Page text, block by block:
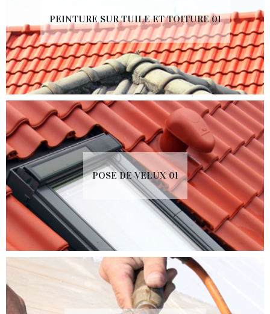
PEINTURE SUR TUILE ET TOITURE 01
POSE DE VELUX 01